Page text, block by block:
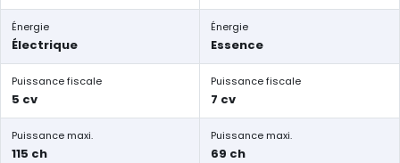
Énergie
Électrique
Énergie
Essence
Puissance fiscale
5 cv
Puissance fiscale
7 cv
Puissance maxi.
115 ch
Puissance maxi.
69 ch